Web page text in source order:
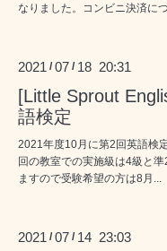
なりました。コンビニ決済に
2021 /07 / 18 20:31
[Little Sprout
語検定
2021年度10月に第2回英語検
回の教室での実施級は4級と
ますので受験希望の方は8月...
2021 /07 / 14 23:03